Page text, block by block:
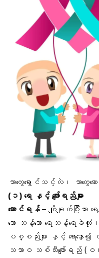
ဘာတွေရှောင်သင့်လဲ၊ ဘာတွေ
(၁) ရေ နှင့် ဖျော်ရည်များ
ဆောင်ရန်– ကျိုချက်ပြီးသား ရ
သော သန့်သော ရေသန့်ရေခဲတုံး၊
ပစ္စည်းများ နှင့် ရော
သဘာဝ သစ်သီးဖျော်ရည်(ဝမ်